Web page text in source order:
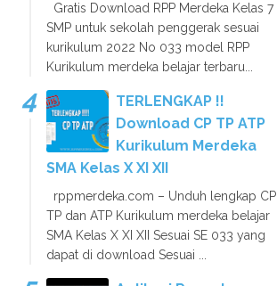
Gratis Download RPP Merdeka Kelas 7
SMP untuk sekolah penggerak sesuai
kurikulum 2022 No 033 model RPP
Kurikulum merdeka belajar terbaru...
TERLENGKAP !!
Download CP TP ATP
Kurikulum Merdeka
SMA Kelas X XI XII
rppmerdeka.com – Unduh lengkap CP
TP dan ATP Kurikulum merdeka belajar
SMA Kelas X XI XII Sesuai SE 033 yang
dapat di download Sesuai ...